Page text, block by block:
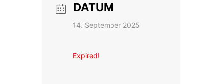
DATUM
14. September 2025
Expired!